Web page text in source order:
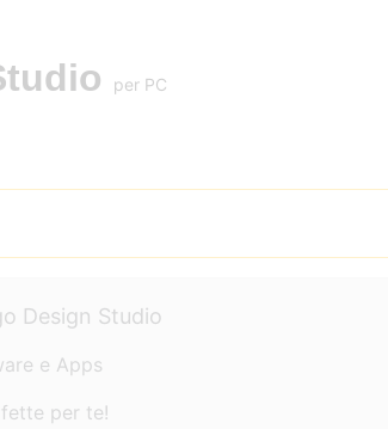
per PC
Design Studio
e Apps
per te!